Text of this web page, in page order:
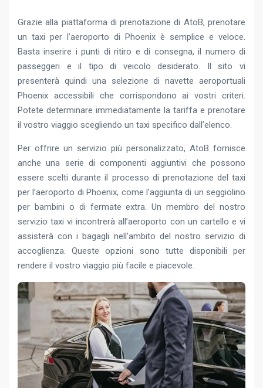
Grazie alla piattaforma di prenotazione di AtoB, prenotare
un taxi per l’aeroporto di Phoenix è semplice e veloce.
Basta inserire i punti di ritiro e di consegna, il numero di
passeggeri e il tipo di veicolo desiderato. Il sito vi
presenterà quindi una selezione di navette aeroportuali
Phoenix accessibili che corrispondono ai vostri criteri.
Potete determinare immediatamente la tariffa e prenotare
il vostro viaggio scegliendo un taxi specifico dall’elenco.
Per offrire un servizio più personalizzato, AtoB fornisce
anche una serie di componenti aggiuntivi che possono
essere scelti durante il processo di prenotazione del taxi
per l’aeroporto di Phoenix, come l’aggiunta di un seggiolino
per bambini o di fermate extra. Un membro del nostro
servizio taxi vi incontrerà all’aeroporto con un cartello e vi
assisterà con i bagagli nell’ambito del nostro servizio di
accoglienza. Queste opzioni sono tutte disponibili per
rendere il vostro viaggio più facile e piacevole.